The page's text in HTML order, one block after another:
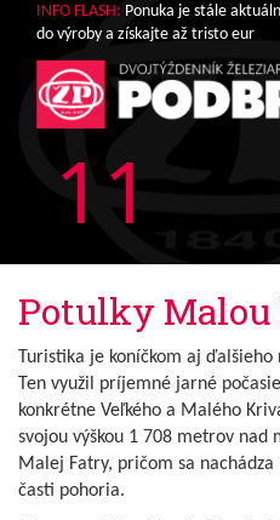
INFO FLASH: Ponuka je stále
do výroby a získajte až tristo eur
11
Potulky Malou
Turistika je koníčkom aj
Ten využil príjemné jarné
konkrétne Veľkého a Malého
svojou výškou 1 708 metrov nad
Malej Fatry, pričom sa
časti pohoria.